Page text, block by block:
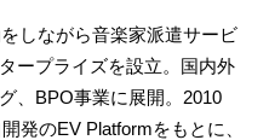
しながら音楽家派遣サービ
ープライズを設立。国内外
、BPO事業に展開。2010
発のEV Platformをもとに、